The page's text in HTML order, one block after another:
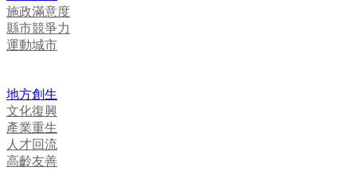
施政滿意度
縣市競爭力
運動城市
地方創生
文化復興
產業重生
人才回流
高齡友善